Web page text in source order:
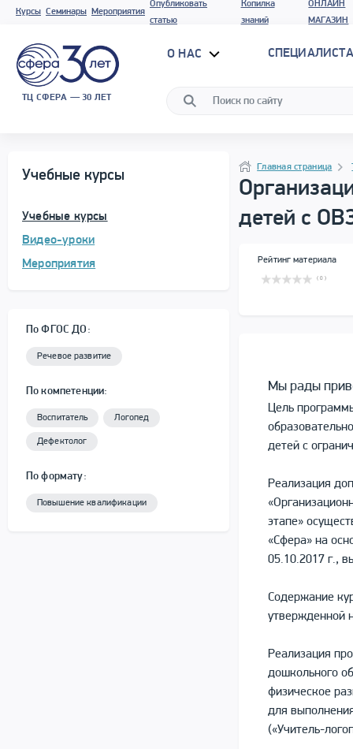
Курсы Семинары Мероприятия
Опубликовать
статью
Копилка
знаний
ОНЛАЙН
МАГАЗИН
ТЦ СФЕРА — 30 ЛЕТ
О НАС
Учебные курсы
Учебные курсы
Видео-уроки
Мероприятия
По ФГОС ДО:
Речевое развитие
По компетенции:
Воспитатель Логопед
Дефектолог
По формату:
Повышение квалификации
НавигацияГлавная страница
детей с
Рейтинг материала
( 0 )
Мы рады
Цель
детей с
Реализация
этапе»
«Сфера» на
05.10.2017 г.,
Содержание
утвержденной
Реализация
дошкольного
физическое
для
(«Учитель-